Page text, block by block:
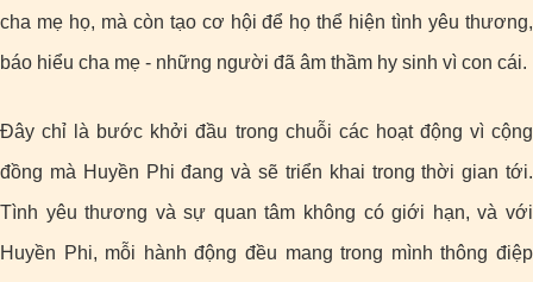
cha mẹ họ, mà còn tạo cơ hội để họ thể hiện tình yêu thương,
báo hiểu cha mẹ - những người đã âm thầm hy sinh vì con cái.
Đây chỉ là bước khởi đầu trong chuỗi các hoạt động vì cộng
đồng mà Huyền Phi đang và sẽ triển khai trong thời gian tới.
Tình yêu thương và sự quan tâm không có giới hạn, và với
Huyền Phi, mỗi hành động đều mang trong mình thông điệp